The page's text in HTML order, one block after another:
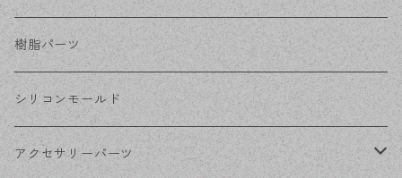
ステンレス・シルバー
ステンレス・ゴールド
その他ピアス
クリップイヤリング
ノンホールピアス
ステンレスピアス
ステンレスイヤリング
ステンレスチェーン
樹脂パーツ
シリコンモールド
アクセサリーパーツ